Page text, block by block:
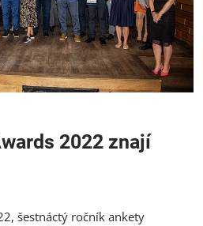
2022 znají
šestnáctý ročník ankety